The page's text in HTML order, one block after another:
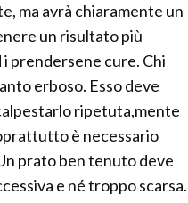
ma avrà chiaramente un
un risultato più
prendersene cure. Chi
erboso. Esso deve
ripetuta,mente
è necessario
prato ben tenuto deve
e né troppo scarsa.